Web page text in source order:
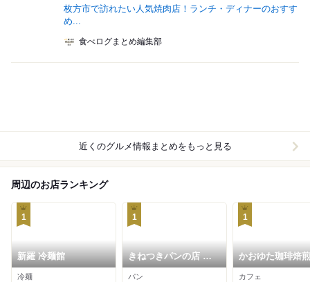
枚方市で訪れたい人気焼肉店！ランチ・ディナーのおすす
め...
食べログまとめ編集部
近くのグルメ情報まとめをもっと見る
周辺のお店ランキング
1
新羅 冷麺館
冷麺
1
きねつきパンの店 わ
くわくえがお
パン
1
かおゆた珈琲焙
カフェ